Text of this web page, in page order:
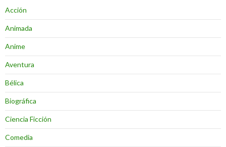
Acción
Animada
Anime
Aventura
Bélica
Biográfica
Ciencia Ficción
Comedia